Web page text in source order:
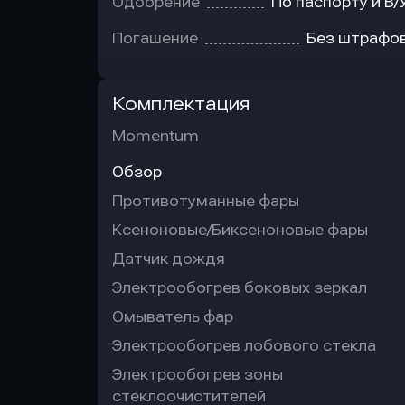
Погашение Без
Комплектация
Momentum
Обзор
Противотуманные фары
Ксеноновые/Биксеноновые фары
Датчик дождя
Электрообогрев боковых зеркал
Омыватель фар
Электрообогрев лобового стекла
Электрообогрев зоны
стеклоочистителей